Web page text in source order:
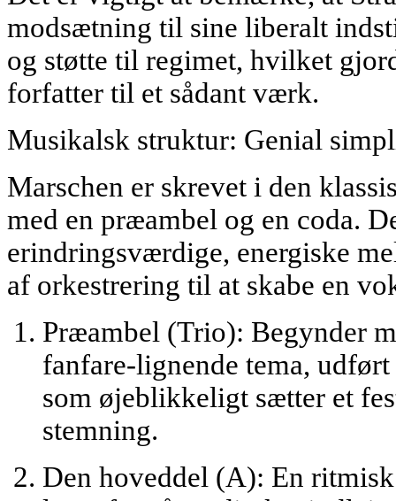
modsætning til sine liberalt
og støtte til regimet, hvilket
forfatter til et sådant værk.
Musikalsk struktur: Genial
Marschen er skrevet i den
med en præambel og en coda.
erindringsværdige, energiske
af orkestrering til at skabe en
Præambel (Trio): Begynder
fanfare-lignende tema,
som øjeblikkeligt sætter et
stemning.
Den hoveddel (A): En